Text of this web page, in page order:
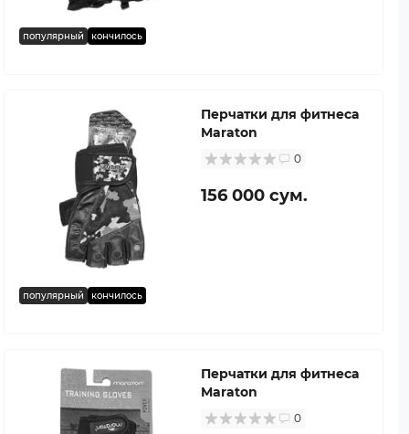
популярный кончилось
популярный кончилось
Перчатки для фитнеса
Maraton
0
156 000 сум.
Перчатки для фитнеса
Maraton
0